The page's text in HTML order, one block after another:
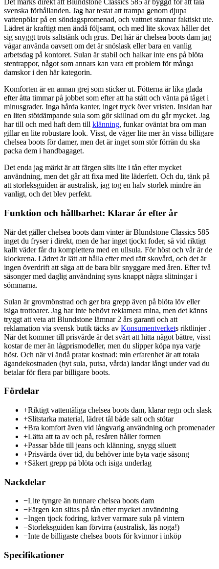
Det märks direkt att Blundstone Classics 585 är byggd för att tåla
svenska förhållanden. Jag har testat att trampa genom djupa
vattenpölar på en söndagspromenad, och vattnet stannar faktiskt ute.
Lädret är kraftigt men ändå följsamt, och med lite skovax håller det
sig snyggt trots saltstänk och grus. Det här är chelsea boots dam jag
vågar använda oavsett om det är snöslask eller bara en vanlig
arbetsdag på kontoret. Sulan är stabil och halkar inte ens på blöta
stentrappor, något som annars kan vara ett problem för många
damskor i den här kategorin.
Komforten är en annan grej som sticker ut. Fötterna är lika glada
efter åtta timmar på jobbet som efter att ha stått och vänta på tåget i
minusgrader. Inga hårda kanter, inget tryck över vristen. Insidan har
en liten stötdämpande sula som gör skillnad om du går mycket. Jag
har till och med haft dem till klänning, funkar oväntat bra om man
gillar en lite robustare look. Visst, de väger lite mer än vissa billigare
chelsea boots för damer, men det är inget som stör förrän du ska
packa dem i handbagaget.
Det enda jag märkt är att färgen slits lite i tån efter mycket
användning, men det går att fixa med lite läderfett. Och du, tänk på
att storleksguiden är australisk, jag tog en halv storlek mindre än
vanligt, och det blev perfekt.
Funktion och hållbarhet: Klarar år efter år
När det gäller chelsea boots dam vinter är Blundstone Classics 585
inget du fryser i direkt, men de har inget tjockt foder, så vid riktigt
kallt väder får du komplettera med en ullsula. För höst och vår är de
klockrena. Lädret är lätt att hålla efter med rätt skovård, och det är
ingen överdrift att säga att de bara blir snyggare med åren. Efter två
säsonger med daglig användning syns knappt några slitningar i
sömmarna.
Sulan är grovmönstrad och ger bra grepp även på blöta löv eller
isiga trottoarer. Jag har inte behövt reklamera mina, men det känns
tryggt att veta att Blundstone lämnar 2 års garanti och att
reklamation via svensk butik täcks av Konsumentverkets riktlinjer .
När det kommer till prisvärde är det svårt att hitta något bättre, visst
kostar de mer än lågprismodeller, men du slipper köpa nya varje
höst. Och när vi ändå pratar kostnad: min erfarenhet är att totala
ägandekostnaden (byt sula, putsa, vårda) landar långt under vad du
betalar för flera par billigare boots.
Fördelar
+Riktigt vattentåliga chelsea boots dam, klarar regn och slask
+Slitstarka material, lädret tål både salt och stötar
+Bra komfort även vid långvarig användning och promenader
+Lätta att ta av och på, resåren håller formen
+Passar både till jeans och klänning, snygg siluett
+Prisvärda över tid, du behöver inte byta varje säsong
+Säkert grepp på blöta och isiga underlag
Nackdelar
−Lite tyngre än tunnare chelsea boots dam
−Färgen kan slitas på tån efter mycket användning
−Ingen tjock fodring, kräver varmare sula på vintern
−Storleksguiden kan förvirra (australisk, läs noga!)
−Inte de billigaste chelsea boots för kvinnor i inköp
Specifikationer